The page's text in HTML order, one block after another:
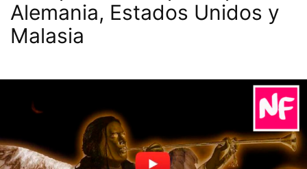
Alemania, Estados Unidos y
Malasia